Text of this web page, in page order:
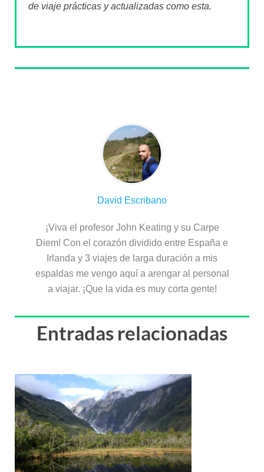
de viaje prácticas y actualizadas como esta.
David Escribano
¡Viva el profesor John Keating y su Carpe
Diem! Con el corazón dividido entre España e
Irlanda y 3 viajes de larga duración a mis
espaldas me vengo aquí a arengar al personal
a viajar. ¡Que la vida es muy corta gente!
Entradas relacionadas